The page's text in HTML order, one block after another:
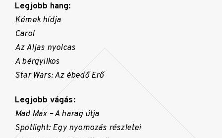
Legjobb hang:
Kémek hídja
Carol
Az Aljas nyolcas
A bérgyilkos
Star Wars: Az ébedő Erő
Legjobb vágás:
Mad Max – A harag útja
Spotlight: Egy nyomozás részletei